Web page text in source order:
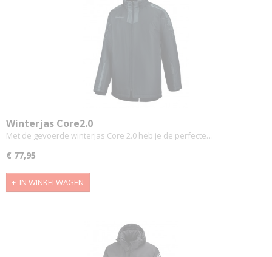
Winterjas Core2.0
Met de gevoerde winterjas Core 2.0 heb je de perfecte…
€ 77,95
IN WINKELWAGEN